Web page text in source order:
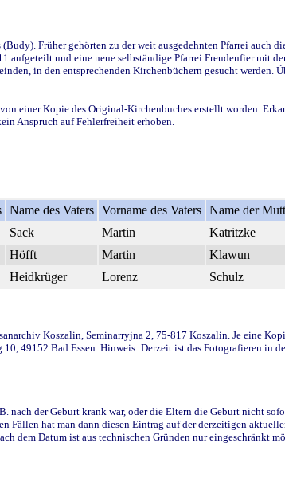
Früher gehörten zu der weit ausgedehnten Pfarrei auch
aufgeteilt und eine neue selbständige Pfarrei Freudenfier mit
in den entsprechenden Kirchenbüchern gesucht werden.
einer Kopie des Original-Kirchenbuches erstellt worden.
Anspruch auf Fehlerfreiheit erhoben.
Name des Vaters Vorname des Vaters Name der
Sack Martin Katritzke
Höfft Martin Klawun
Heidkrüger Lorenz Schulz
Koszalin, Seminarryjna 2, 75-817 Koszalin. Je eine
49152 Bad Essen. Hinweis: Derzeit ist das Fotografieren in
der Geburt krank war, oder die Eltern die Geburt nicht
Fällen hat man dann diesen Eintrag auf der derzeitigen
dem Datum ist aus technischen Gründen nur eingeschränkt